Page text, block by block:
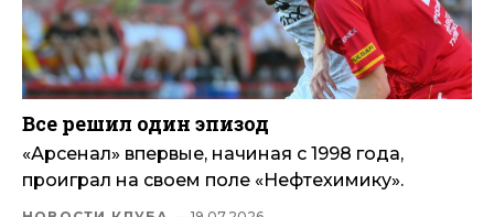
Все решил один эпизод
«Арсенал» впервые, начиная с 1998 года,
проиграл на своем поле «Нефтехимику».